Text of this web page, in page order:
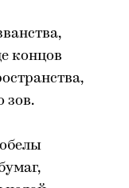
концов
зов.